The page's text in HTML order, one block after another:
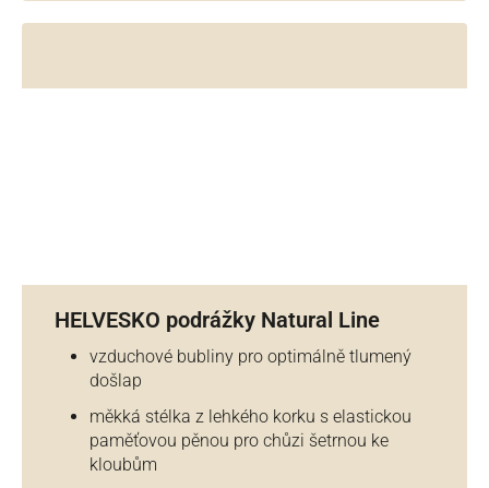
HELVESKO podrážky Natural Line
vzduchové bubliny pro optimálně tlumený
došlap
měkká stélka z lehkého korku s elastickou
paměťovou pěnou pro chůzi šetrnou ke
kloubům